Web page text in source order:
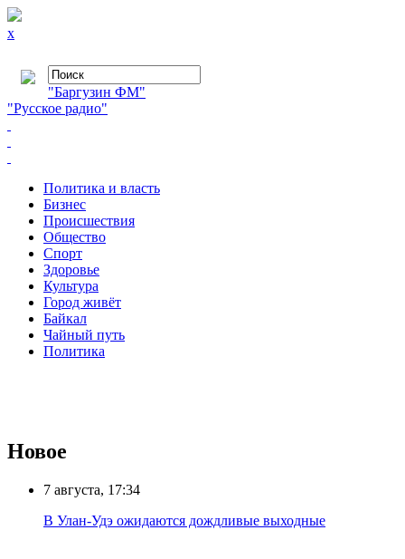
x
"Баргузин ФМ"
"Русское радио"
Политика и власть
Бизнес
Происшествия
Общество
Cпорт
Здоровье
Культура
Город живёт
Байкал
Чайный путь
Политика
Новое
7 августа, 17:34
В Улан-Удэ ожидаются дождливые выходные